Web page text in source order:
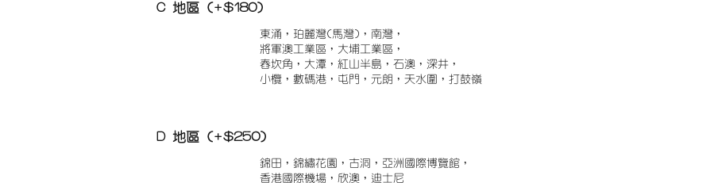
C 地區 (+$180)
東涌，珀麗灣(馬灣)，南灣，
將軍澳工業區，大埔工業區，
舂坎角，大潭，紅山半島，石澳，深井，
小欖，數碼港，屯門，元朗，天水圍，打鼓嶺
D 地區 (+$250)
錦田，錦繡花園，古洞，亞洲國際博覽館，
香港國際機場，欣澳，迪士尼